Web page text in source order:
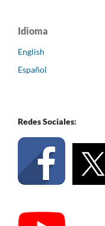
Idioma
English
Español
Redes Sociales: